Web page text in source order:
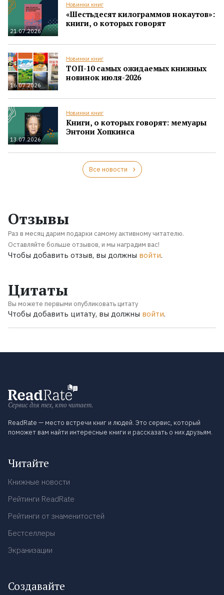
21.07.2026
Новинки книг
«Шестьдесят килограммов нокаутов»:
книги, о которых говорят
16.07.2026
Новинки книг
ТОП-10 самых ожидаемых книжных
новинок июля-2026
13.07.2026
Новинки книг
Книги, о которых говорят: мемуары
Энтони Хопкинса
Все новости
Отзывы
Раз в месяц дарим подарки самому активному читателю.
Оставляйте больше отзывов, и мы наградим вас!
Чтобы добавить отзыв, вы должны войти.
Цитаты
Вы можете первыми опубликовать цитату
Чтобы добавить цитату, вы должны войти.
Сервис для тех, кто читает.
ReadRate — место встречи книг и людей. Это сервис, который
поможет вам найти интересные книги и рассказать о них друзьям.
Читайте
Книжные новости
Рейтинги ReadRate
Рейтинги от знаменитостей
Бестселлеры
Экранизации
Создавайте